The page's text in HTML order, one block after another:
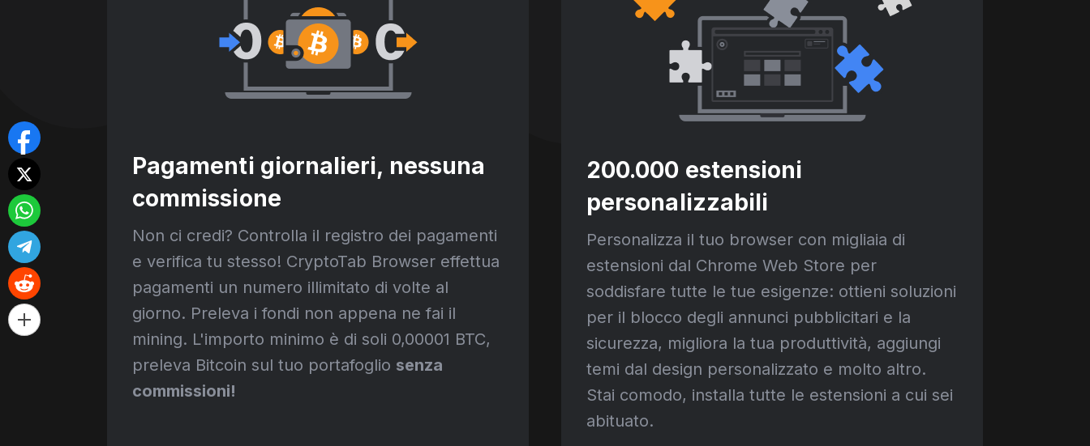
Pagamenti giornalieri, nessuna
commissione
Non ci credi? Controlla il registro dei pagamenti
e verifica tu stesso! CryptoTab Browser effettua
pagamenti un numero illimitato di volte al
giorno. Preleva i fondi non appena ne fai il
mining. L'importo minimo è di soli 0,00001 BTC,
preleva Bitcoin sul tuo portafoglio senza
commissioni!
200.000 estensioni
personalizzabili
Personalizza il tuo browser con migliaia di
estensioni dal Chrome Web Store per
soddisfare tutte le tue esigenze: ottieni soluzioni
per il blocco degli annunci pubblicitari e la
sicurezza, migliora la tua produttività, aggiungi
temi dal design personalizzato e molto altro.
Stai comodo, installa tutte le estensioni a cui sei
abituato.